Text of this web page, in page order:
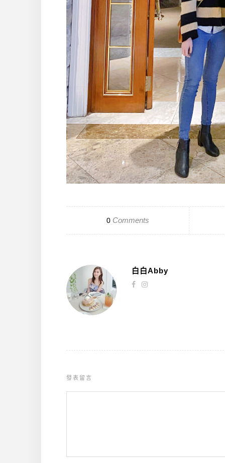
0Comments
白白Abby
發表留言